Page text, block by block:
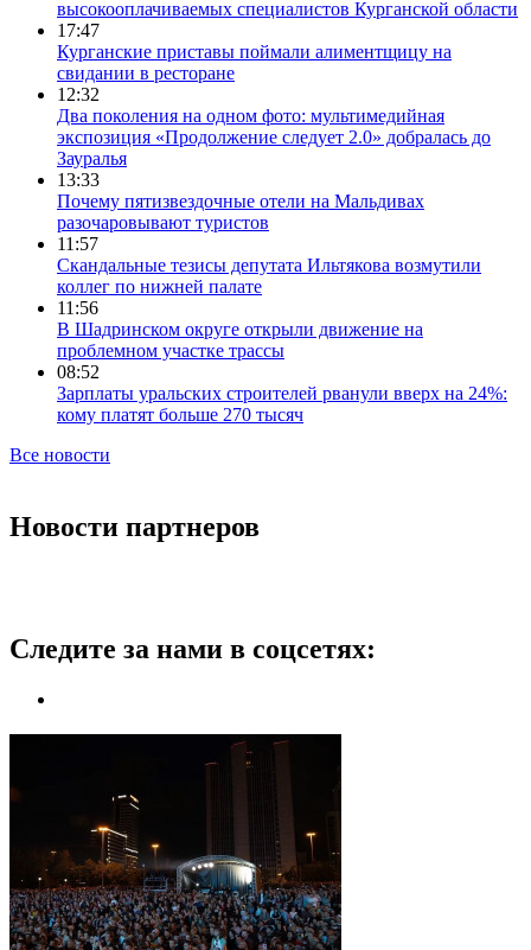
высокооплачиваемых специалистов Курганской области
17:47
Курганские приставы поймали алиментщицу на
свидании в ресторане
12:32
Два поколения на одном фото: мультимедийная
экспозиция «Продолжение следует 2.0» добралась до
Зауралья
13:33
Почему пятизвездочные отели на Мальдивах
разочаровывают туристов
11:57
Скандальные тезисы депутата Ильтякова возмутили
коллег по нижней палате
11:56
В Шадринском округе открыли движение на
проблемном участке трассы
08:52
Зарплаты уральских строителей рванули вверх на 24%:
кому платят больше 270 тысяч
Все новости
Новости партнеров
Следите за нами в соцсетях: